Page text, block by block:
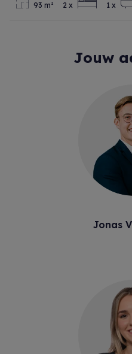
93 m² 2 x 1 x
Jouw
Jonas